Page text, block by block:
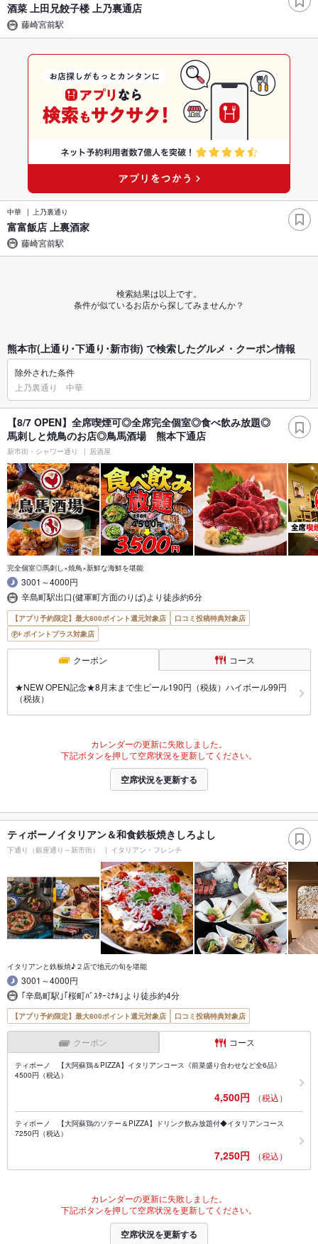
酒菜 上田兄餃子楼 上乃裏通店
藤崎宮前駅
中華 上乃裏通り
富富飯店 上裏酒家
藤崎宮前駅
検索結果は以上です。
条件が似ているお店から探してみませんか？
熊本市(上通り･下通り･新市街) で検索したグルメ・クーポン情報
除外された条件
上乃裏通り 中華
【8/7 OPEN】全席喫煙可◎全席完全個室◎食べ飲み放題◎
馬刺しと焼鳥のお店◎鳥馬酒場 熊本下通店
新市街・シャワー通り 居酒屋
完全個室◎馬刺し×焼鳥×新鮮な海鮮を堪能
3001～4000円
辛島町駅出口(健軍町方面のりば)より徒歩約6分
【アプリ予約限定】最大800ポイント還元対象店
口コミ投稿特典対象店
ポイントプラス対象店
クーポン コース
★NEW OPEN記念★8月末まで生ビール190円（税抜）ハイボール99円
（税抜）
カレンダーの更新に失敗しました。
下記ボタンを押して空席状況を更新してください。
空席状況を更新する
ティボーノイタリアン＆和食鉄板焼きしろよし
下通り（銀座通り～新市街） イタリアン・フレンチ
イタリアンと鉄板焼♪２店で地元の旬を堪能
3001～4000円
｢辛島町駅｣｢桜町ﾊﾞｽﾀｰﾐﾅﾙ｣より徒歩約4分
【アプリ予約限定】最大800ポイント還元対象店 口コミ投稿特典対象店
クーポン コース
ティボーノ 【大阿蘇鶏＆PIZZA】イタリアンコース《前菜盛り合わせなど全6品》
4500円（税込）
4,500円 （税込）
ティボーノ 【大阿蘇鶏のソテー＆PIZZA】ドリンク飲み放題付◆イタリアンコース
7250円（税込）
7,250円 （税込）
カレンダーの更新に失敗しました。
下記ボタンを押して空席状況を更新してください。
空席状況を更新する